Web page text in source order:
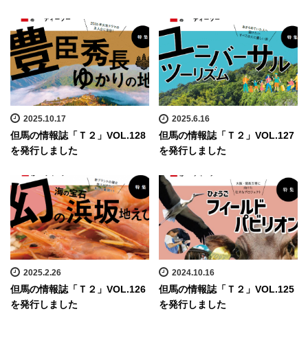
2025.10.17
但馬の情報誌「Ｔ２」VOL.128
を発行しました
2025.6.16
但馬の情報誌「Ｔ２」VOL.127
を発行しました
2025.2.26
但馬の情報誌「Ｔ２」VOL.126
を発行しました
2024.10.16
但馬の情報誌「Ｔ２」VOL.125
を発行しました